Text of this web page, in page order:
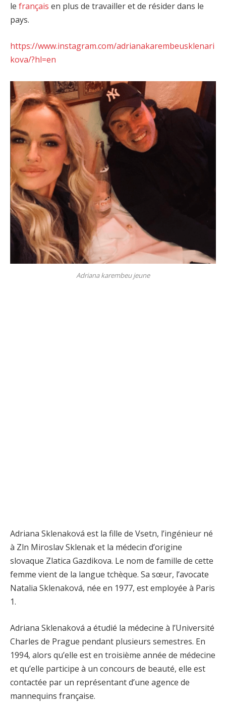
le français en plus de travailler et de résider dans le
pays.
https://www.instagram.com/adrianakarembeusklenari
kova/?hl=en
Adriana karembeu jeune
Adriana Sklenaková est la fille de Vsetn, l’ingénieur né
à Zln Miroslav Sklenak et la médecin d’origine
slovaque Zlatica Gazdikova. Le nom de famille de cette
femme vient de la langue tchèque. Sa sœur, l’avocate
Natalia Sklenaková, née en 1977, est employée à Paris
1.
Adriana Sklenaková a étudié la médecine à l’Université
Charles de Prague pendant plusieurs semestres. En
1994, alors qu’elle est en troisième année de médecine
et qu’elle participe à un concours de beauté, elle est
contactée par un représentant d’une agence de
mannequins française.